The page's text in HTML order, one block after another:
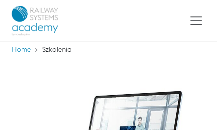
Home Szkolenia